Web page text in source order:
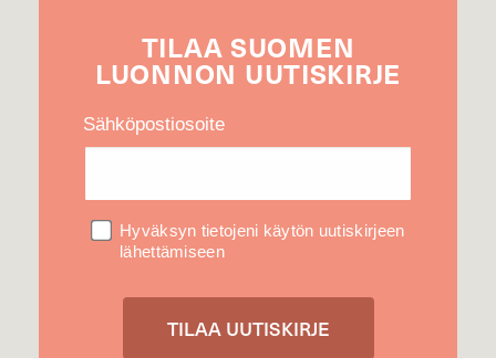
TILAA SUOMEN
LUONNON UUTIS­KIRJE
Sähköpostiosoite
Hyväksyn tietojeni käytön uutiskirjeen
lähettämiseen